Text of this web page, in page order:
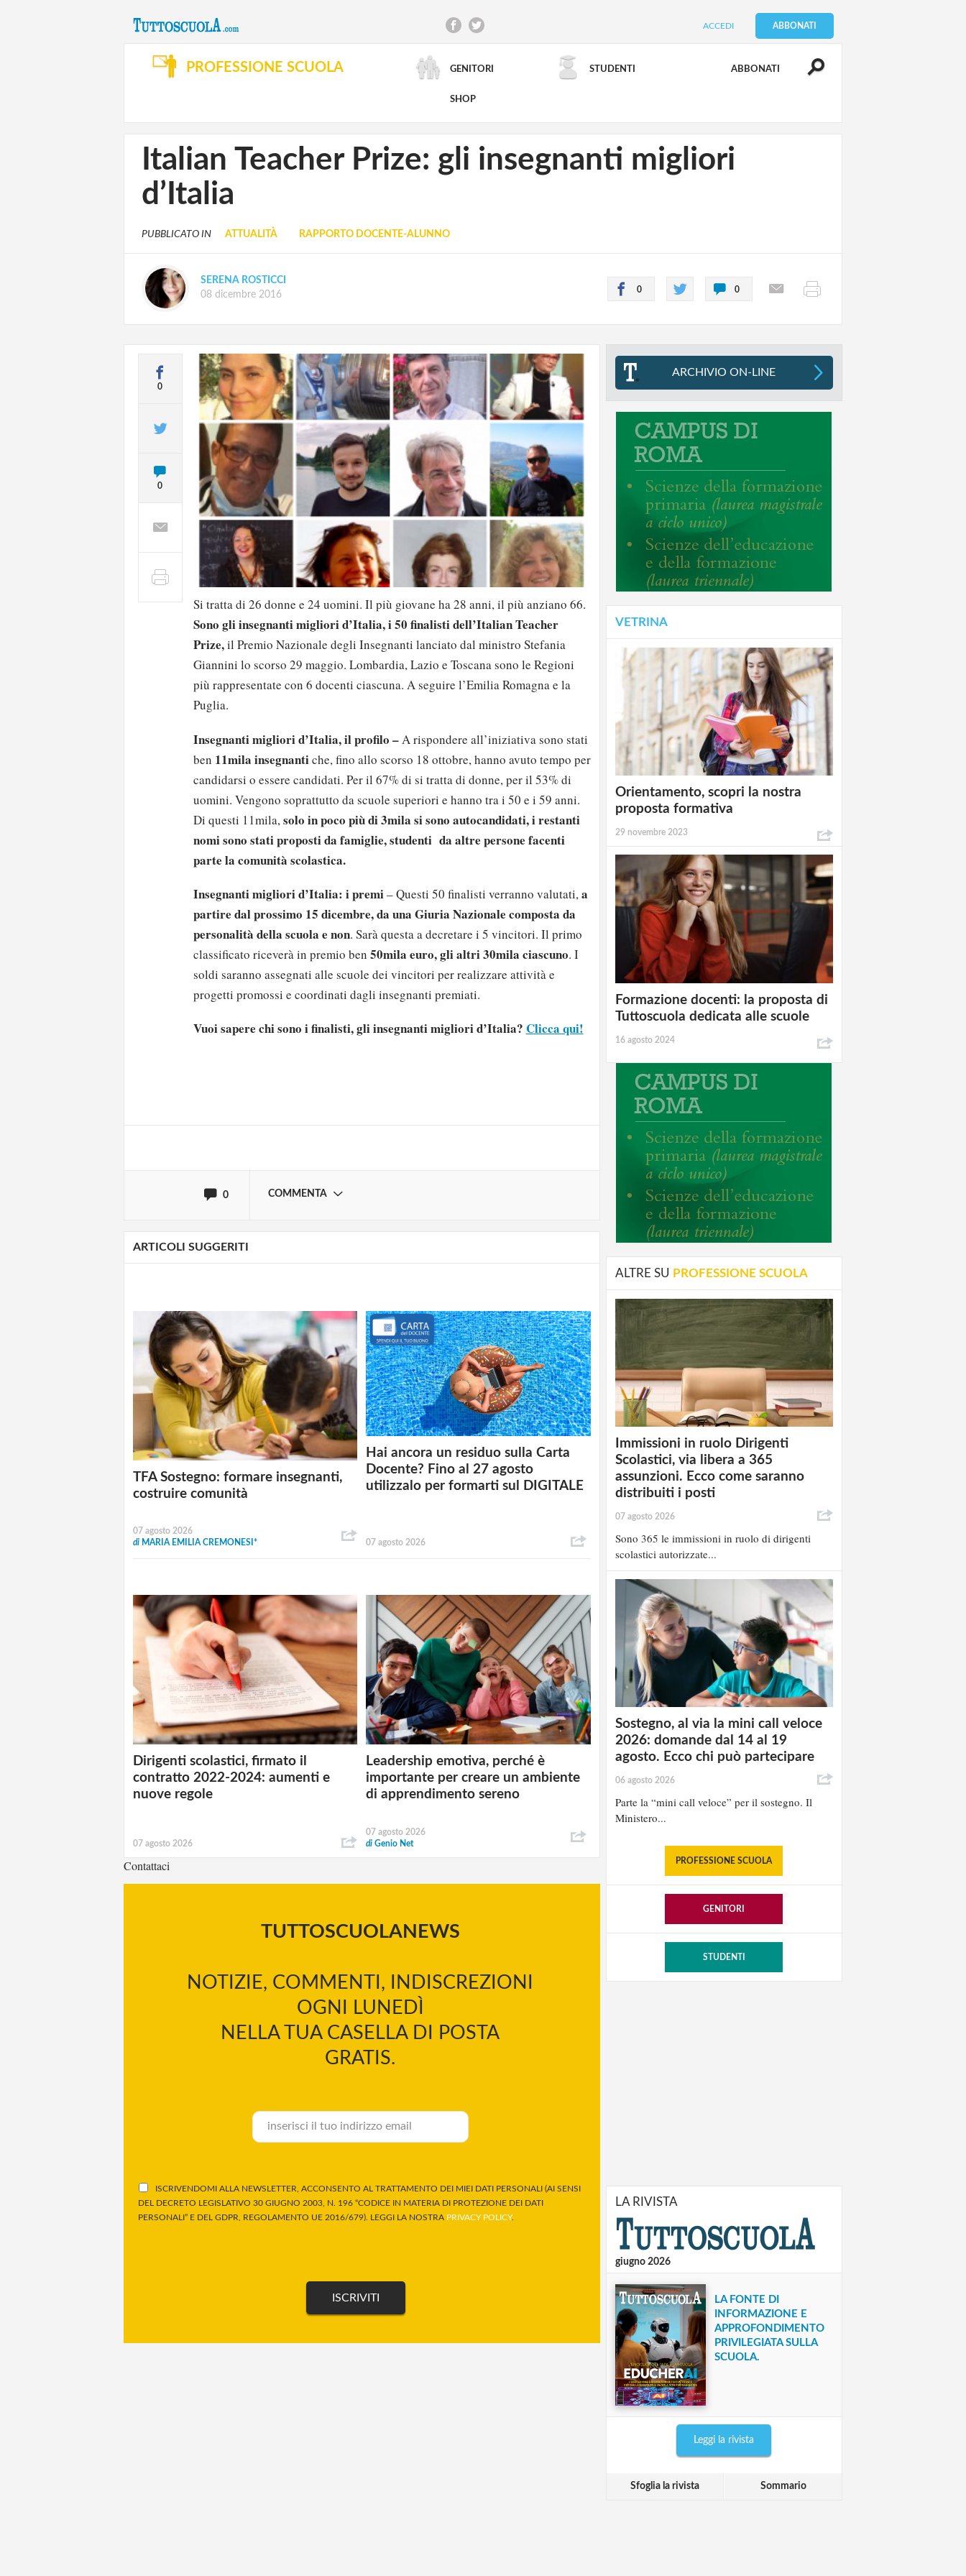
ACCEDI ABBONATI
PROFESSIONE SCUOLA GENITORI STUDENTI ABBONATI
SHOP
RICERCA AVANZATA
Italian Teacher Prize: gli insegnanti migliori
d’Italia
PUBBLICATO IN ATTUALITÀ RAPPORTO DOCENTE-ALUNNO
SERENA ROSTICCI
08 dicembre 2016
0 0
0
0
Si tratta di 26 donne e 24 uomini. Il più giovane ha 28 anni, il più anziano 66.
Sono gli insegnanti migliori d’Italia, i 50 finalisti dell’Italian Teacher
Prize,il Premio Nazionale degli Insegnanti lanciato dal ministro Stefania
Giannini lo scorso 29 maggio. Lombardia, Lazio e Toscana sono le Regioni
più rappresentate con 6 docenti ciascuna. A seguire l’Emilia Romagna e la
Puglia.
Insegnanti migliori d’Italia, il profilo –A rispondere all’iniziativa sono stati
ben 11mila insegnantiche, fino allo scorso 18 ottobre, hanno avuto tempo per
candidarsi o essere candidati. Per il 67% di si tratta di donne, per il 53% di
uomini. Vengono soprattutto da scuole superiori e hanno tra i 50 e i 59 anni.
Di questi 11mila, solo in poco più di 3mila si sono autocandidati, i restanti
nomi sono stati proposti da famiglie, studenti da altre persone facenti
parte la comunità scolastica.
Insegnanti migliori d’Italia: i premi– Questi 50 finalisti verranno valutati,a
partire dal prossimo 15 dicembre, da una Giuria Nazionale composta da
personalità della scuola e non. Sarà questa a decretare i 5 vincitori. Il primo
classificato riceverà in premio ben 50mila euro, gli altri 30mila ciascuno. I
soldi saranno assegnati alle scuole dei vincitori per realizzare attività e
progetti promossi e coordinati dagli insegnanti premiati.
Vuoi sapere chi sono i finalisti, gli insegnanti migliori d’Italia? Clicca qui!
0 COMMENTA
ARTICOLI SUGGERITI
TFA Sostegno: formare insegnanti,
costruire comunità
07 agosto 2026
di MARIA EMILIA CREMONESI*
Hai ancora un residuo sulla Carta
Docente? Fino al 27 agosto
utilizzalo per formarti sul DIGITALE
07 agosto 2026
Dirigenti scolastici, firmato il
contratto 2022-2024: aumenti e
nuove regole
07 agosto 2026
Leadership emotiva, perché è
importante per creare un ambiente
di apprendimento sereno
07 agosto 2026
diGenio Net
Contattaci
TUTTOSCUOLANEWS
NOTIZIE, COMMENTI, INDISCREZIONI
OGNI LUNEDÌ
NELLA TUA CASELLA DI POSTA
GRATIS.
ISCRIVENDOMI ALLA NEWSLETTER, ACCONSENTO AL TRATTAMENTO DEI MIEI DATI PERSONALI (AI SENSI
DEL DECRETO LEGISLATIVO 30 GIUGNO 2003, N. 196 “CODICE IN MATERIA DI PROTEZIONE DEI DATI
PERSONALI” E DEL GDPR, REGOLAMENTO UE 2016/679). LEGGI LA NOSTRA PRIVACY POLICY.
ARCHIVIO ON-LINE
VETRINA
Orientamento, scopri la nostra
proposta formativa
29 novembre 2023
Formazione docenti: la proposta di
Tuttoscuola dedicata alle scuole
16 agosto 2024
ALTRE SU PROFESSIONE SCUOLA
Immissioni in ruolo Dirigenti
Scolastici, via libera a 365
assunzioni. Ecco come saranno
distribuiti i posti
07 agosto 2026
Sono 365 le immissioni in ruolo di dirigenti
scolastici autorizzate...
Sostegno, al via la mini call veloce
2026: domande dal 14 al 19
agosto. Ecco chi può partecipare
06 agosto 2026
Parte la “mini call veloce” per il sostegno. Il
Ministero...
PROFESSIONE SCUOLA
GENITORI
STUDENTI
LA RIVISTA
giugno 2026
LA FONTE DI
INFORMAZIONE E
APPROFONDIMENTO
PRIVILEGIATA SULLA
SCUOLA.
Leggi la rivista
Sfoglia la rivista Sommario